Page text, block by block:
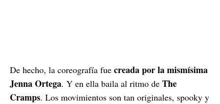
De hecho, la coreografía fue creada por la mismísima
Jenna Ortega. Y en ella baila al ritmo de The
Cramps. Los movimientos son tan originales, spooky y